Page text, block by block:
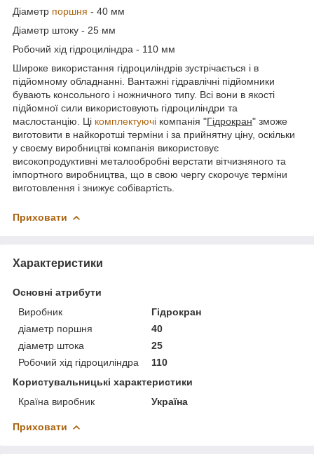
Діаметр поршня - 40 мм
Діаметр штоку - 25 мм
Робочий хід гідроциліндра - 110 мм
Широке використання гідроциліндрів зустрічається і в
підйомному обладнанні. Вантажні гідравлічні підйомники
бувають консольного і ножничного типу. Всі вони в якості
підйомної сили використовують гідроциліндри та
маслостанцію. Ці комплектуючі компанія "Гідрокран" зможе
виготовити в найкоротші терміни і за прийнятну ціну, оскільки
у своєму виробництві компанія використовує
високопродуктивні металообробні верстати вітчизняного та
імпортного виробництва, що в свою чергу скорочує терміни
виготовлення і знижує собівартість.
Приховати
Характеристики
Основні атрибути
Виробник
Гідрокран
діаметр поршня
40
діаметр штока
25
Робочий хід гідроциліндра
110
Користувальницькі характеристики
Країна виробник
Україна
Приховати